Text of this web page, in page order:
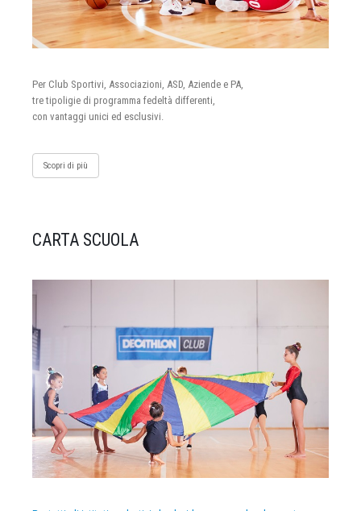
Per Club Sportivi, Associazioni, ASD, Aziende e PA,
tre tipoligie di programma fedeltà differenti,
con vantaggi unici ed esclusivi.
Scopri di più
CARTA SCUOLA